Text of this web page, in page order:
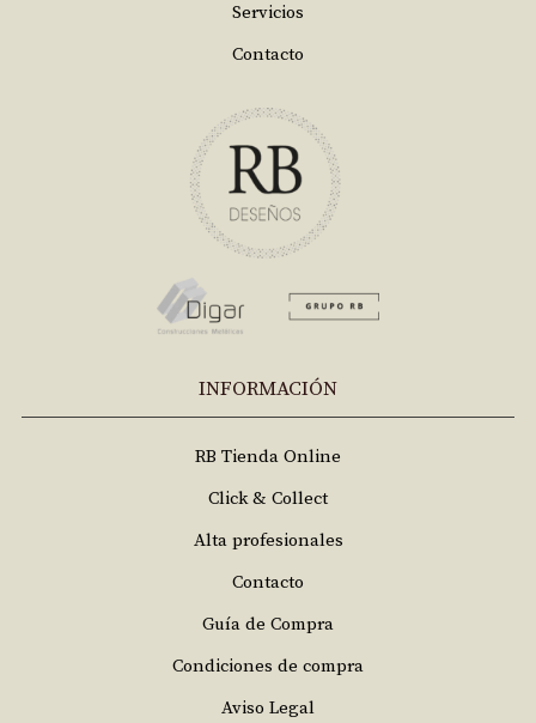
Servicios
Contacto
INFORMACIÓN
RB Tienda Online
Click & Collect
Alta profesionales
Contacto
Guía de Compra
Condiciones de compra
Aviso Legal